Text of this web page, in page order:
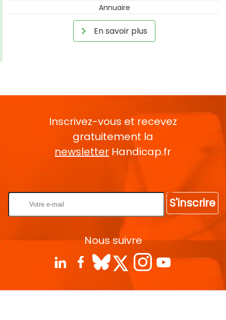
Annuaire
En savoir plus
Inscrivez-vous et recevez
gratuitement la
newsletter Handicap.fr
S'inscrire
Nous suivre